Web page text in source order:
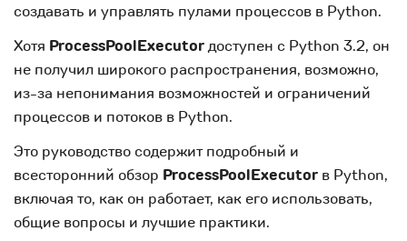
создавать и управлять пулами процессов в Python.
Хотя ProcessPoolExecutorдоступен с Python 3.2, он
не получил широкого распространения, возможно,
из-за непонимания возможностей и ограничений
процессов и потоков в Python.
Это руководство содержит подробный и
всесторонний обзор ProcessPoolExecutor в Python,
включая то, как он работает, как его использовать,
общие вопросы и лучшие практики.